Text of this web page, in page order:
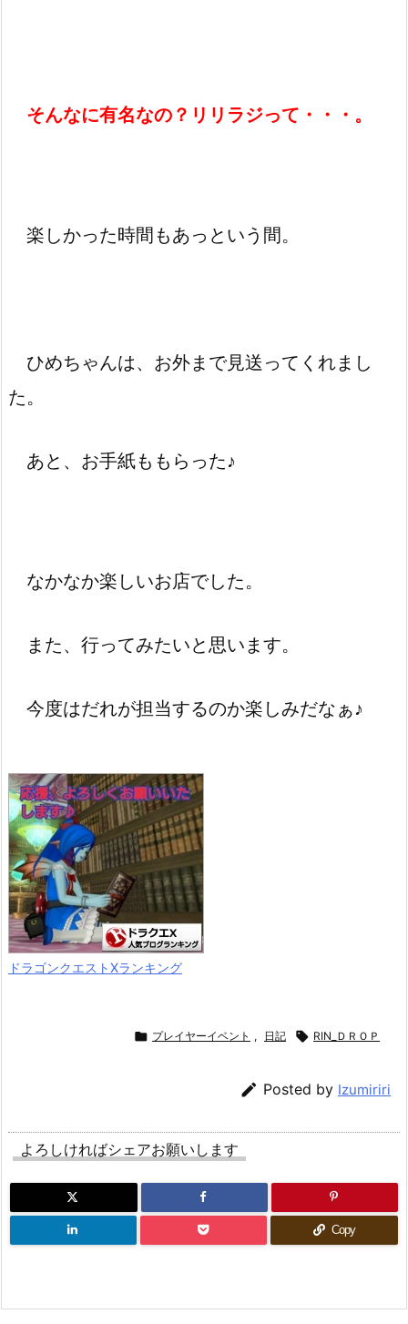
そんなに有名なの？リリラジって・・・。
楽しかった時間もあっという間。
ひめちゃんは、お外まで見送ってくれまし
た。
あと、お手紙ももらった♪
なかなか楽しいお店でした。
また、行ってみたいと思います。
今度はだれが担当するのか楽しみだなぁ♪
ドラゴンクエストXランキング
 プレイヤーイベント , 日記  RIN_ＤＲＯＰ
 Posted by Izumiriri
よろしければシェアお願いします
Copy